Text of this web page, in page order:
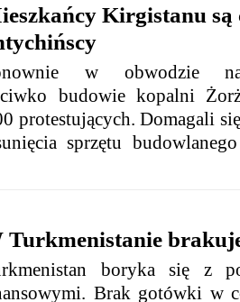
Kirgistanu
w obwodzie
budowie kopalni
protestujących. Domagali
sprzętu
Turkmenistanie
boryka się z
Brak gotówki w